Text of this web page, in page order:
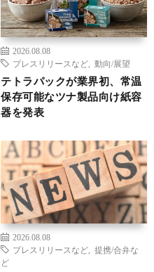
2026.08.08
プレスリリースなど
動向/展望
テトラパックが業界初、常温
保存可能なツナ製品向け紙容
器を発表
2026.08.08
プレスリリースなど
提携/合弁な
ど